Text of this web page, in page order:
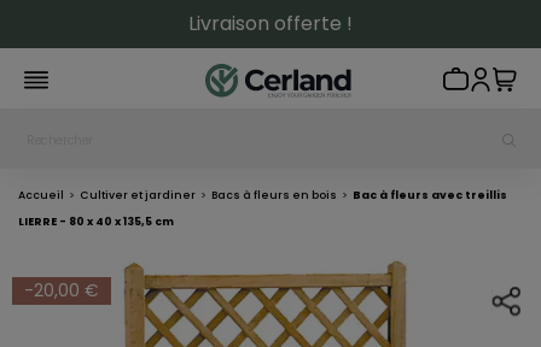
Livraison offerte !
Accueil Cultiver et jardiner Bacs à fleurs en bois
Bac à fleurs avec treillis
LIERRE - 80 x 40 x 135,5 cm
-20,00 €